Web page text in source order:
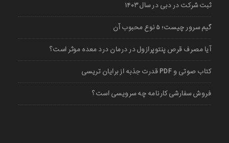
ثبت شرکت در دبی در سال ۱۴۰۳
گیم سرور چیست؛ ۵ نوع محبوب آن
آیا مصرف قرص پنتوپرازول در درمان درد معده موثر است؟
کتاب صوتی و PDF قدرت جذبه از برایان تریسی
فروش سفارشی کارنامه چه سرویسی است؟